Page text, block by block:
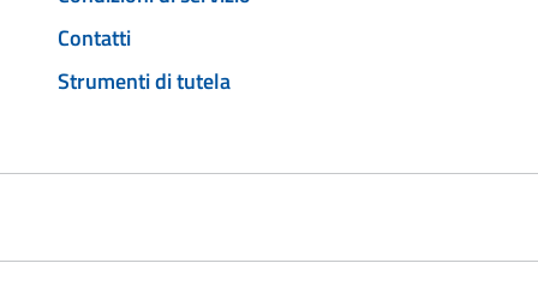
Contatti
Strumenti di tutela